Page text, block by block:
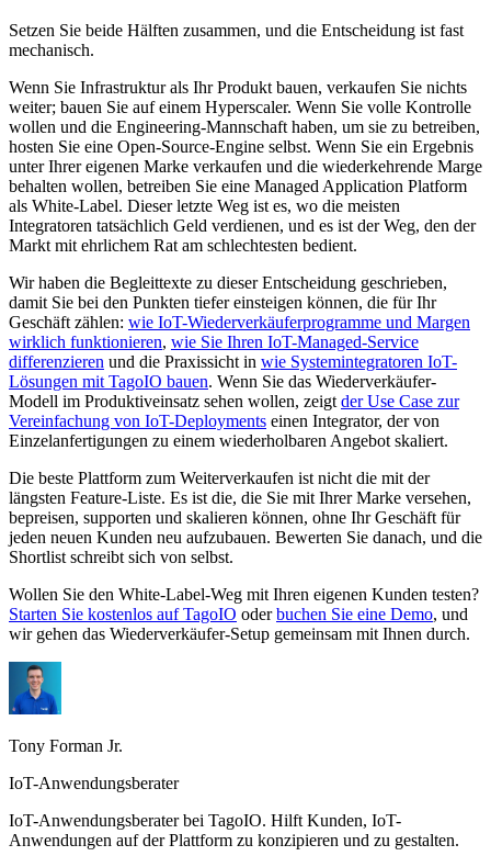
Setzen Sie beide Hälften zusammen, und die Entscheidung ist fast
mechanisch.
Wenn Sie Infrastruktur als Ihr Produkt bauen, verkaufen Sie nichts
weiter; bauen Sie auf einem Hyperscaler. Wenn Sie volle Kontrolle
wollen und die Engineering-Mannschaft haben, um sie zu betreiben,
hosten Sie eine Open-Source-Engine selbst. Wenn Sie ein Ergebnis
unter Ihrer eigenen Marke verkaufen und die wiederkehrende Marge
behalten wollen, betreiben Sie eine Managed Application Platform
als White-Label. Dieser letzte Weg ist es, wo die meisten
Integratoren tatsächlich Geld verdienen, und es ist der Weg, den der
Markt mit ehrlichem Rat am schlechtesten bedient.
Wir haben die Begleittexte zu dieser Entscheidung geschrieben,
damit Sie bei den Punkten tiefer einsteigen können, die für Ihr
Geschäft zählen: wie IoT-Wiederverkäuferprogramme und Margen
wirklich funktionieren, wie Sie Ihren IoT-Managed-Service
differenzieren und die Praxissicht in wie Systemintegratoren IoT-
Lösungen mit TagoIO bauen. Wenn Sie das Wiederverkäufer-
Modell im Produktiveinsatz sehen wollen, zeigt der Use Case zur
Vereinfachung von IoT-Deployments einen Integrator, der von
Einzelanfertigungen zu einem wiederholbaren Angebot skaliert.
Die beste Plattform zum Weiterverkaufen ist nicht die mit der
längsten Feature-Liste. Es ist die, die Sie mit Ihrer Marke versehen,
bepreisen, supporten und skalieren können, ohne Ihr Geschäft für
jeden neuen Kunden neu aufzubauen. Bewerten Sie danach, und die
Shortlist schreibt sich von selbst.
Wollen Sie den White-Label-Weg mit Ihren eigenen Kunden testen?
Starten Sie kostenlos auf TagoIO oderbuchen Sie eine Demo, und
wir gehen das Wiederverkäufer-Setup gemeinsam mit Ihnen durch.
Tony Forman Jr.
IoT-Anwendungsberater
IoT-Anwendungsberater bei TagoIO. Hilft Kunden, IoT-
Anwendungen auf der Plattform zu konzipieren und zu gestalten.